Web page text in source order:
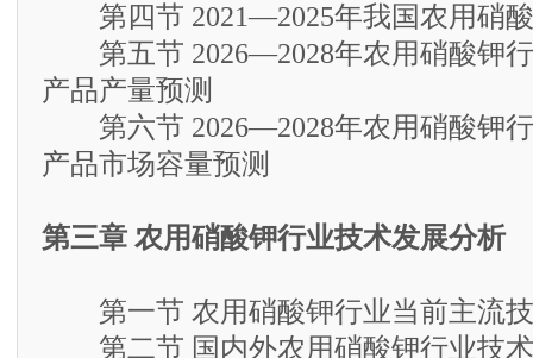
第四节 2021—2025年我国农用硝酸
第五节 2026—2028年农用硝酸钾行
产品产量预测
第六节 2026—2028年农用硝酸钾行
产品市场容量预测
第三章 农用硝酸钾行业技术发展分析
第一节 农用硝酸钾行业当前主流
第二节 国内外农用硝酸钾行业技